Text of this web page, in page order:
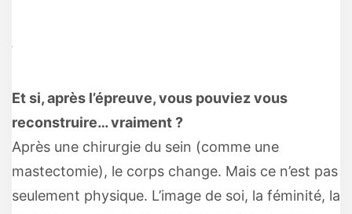
Et si, après l’épreuve, vous pouviez vous
reconstruire… vraiment ?
Après une chirurgie du sein (comme une
mastectomie), le corps change. Mais ce n’est pas
seulement physique. L’image de soi, la féminité, la